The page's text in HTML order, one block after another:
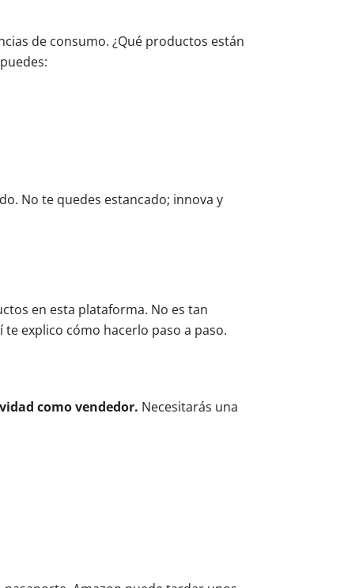
de consumo. ¿Qué productos están
No te quedes estancado; innova y
en esta plataforma. No es tan
explico cómo hacerlo paso a paso.
como vendedor. Necesitarás una